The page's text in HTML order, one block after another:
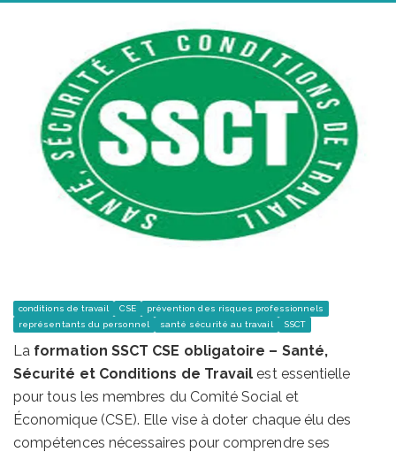
conditions de travail CSE
prévention des risques professionnels
représentants du personnel
santé sécurité au travail SSCT
La formation SSCT CSE obligatoire – Santé,
Sécurité et Conditions de Travail est essentielle
pour tous les membres du Comité Social et
Économique (CSE). Elle vise à doter chaque élu des
compétences nécessaires pour comprendre ses